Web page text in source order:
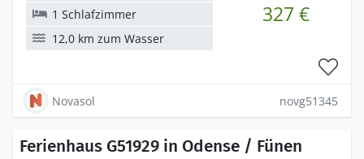
327 €
1 Schlafzimmer
12,0 km zum Wasser
Novasol novg51345
Ferienhaus G51929 in Odense / Fünen